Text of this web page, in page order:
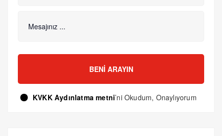
BENI ARAYIN
KVKK Aydınlatma metni’ni Okudum, Onaylıyorum